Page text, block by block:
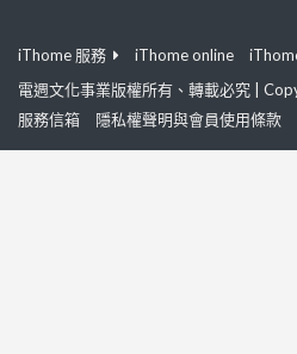
iThome 服務 iThome online
電週文化事業版權所有、轉載必究 |
服務信箱
隱私權聲明與會員使用條款